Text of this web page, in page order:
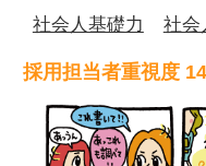
社会人基礎力 社会
採用担当者重視度